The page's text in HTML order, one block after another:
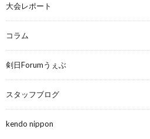
大会レポート
コラム
剣日Forumうぇぶ
スタッフブログ
kendo nippon